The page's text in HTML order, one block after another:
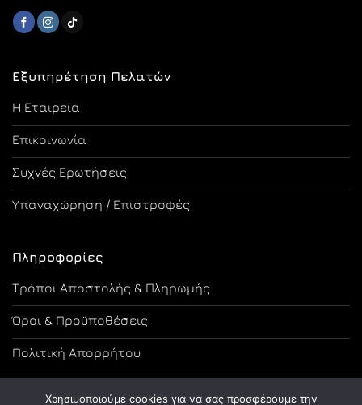
Εξυπηρέτηση Πελατών
Η Εταιρεία
Επικοινωνία
Συχνές Ερωτήσεις
Υπαναχώρηση / Επιστροφές
Πληροφορίες
Τρόποι Αποστολής & Πληρωμής
Όροι & Προϋποθέσεις
Πολιτική Απορρήτου
Χρησιμοποιούμε cookies για να σας προσφέρουμε την